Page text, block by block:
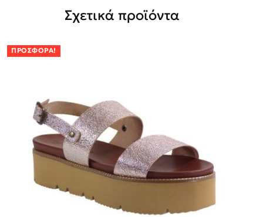
Σχετικά προϊόντα
ΠΡΟΣΦΟΡΆ!